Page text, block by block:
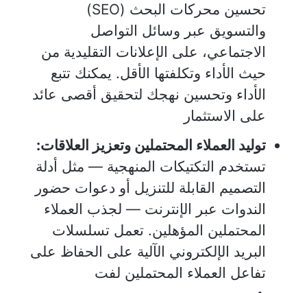
تحسين محركات البحث (SEO)
والتسويق عبر وسائل التواصل
الاجتماعي، على الإعلانات التقليدية من
حيث الأداء وتكلفتها الأقل. يمكنك تتبع
الأداء وتحسين نهجك لتحقيق أقصى عائد
على الاستثمار
توليد العملاء المحتملين وتعزيز العلاقات:
تستخدم التكتيكات المنهجية — مثل أدلة
التصميم القابلة للتنزيل أو دعوات حضور
الندوات عبر الإنترنت — لجذب العملاء
المحتملين المؤهلين. تعمل تسلسلات
البريد الإلكتروني الآلية على الحفاظ على
تفاعل العملاء المحتملين لفت